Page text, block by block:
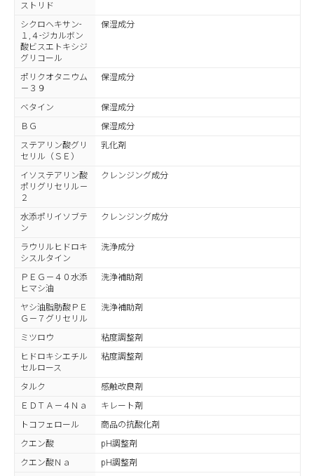
ストリド
シクロヘキサン-
１,４-ジカルボン
酸ビスエトキシジ
グリコール
保湿成分
ポリクオタニウム
－３９
保湿成分
ベタイン
保湿成分
ＢＧ
保湿成分
ステアリン酸グリ
セリル（ＳＥ）
乳化剤
イソステアリン酸
ポリグリセリル－
２
クレンジング成分
水添ポリイソブテ
ン
クレンジング成分
ラウリルヒドロキ
シスルタイン
洗浄成分
ＰＥＧ－４０水添
ヒマシ油
洗浄補助剤
ヤシ油脂肪酸ＰＥ
Ｇ－７グリセリル
洗浄補助剤
ミツロウ
粘度調整剤
ヒドロキシエチル
セルロース
粘度調整剤
タルク
感触改良剤
ＥＤＴＡ－４Ｎａ
キレート剤
トコフェロール
商品の抗酸化剤
クエン酸
pH調整剤
クエン酸Ｎａ
pH調整剤